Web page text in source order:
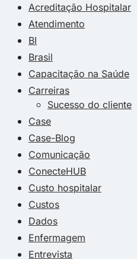
Acreditação Hospitalar
Atendimento
BI
Brasil
Capacitação na Saúde
Carreiras
Sucesso do cliente
Case
Case-Blog
Comunicação
ConecteHUB
Custo hospitalar
Custos
Dados
Enfermagem
Entrevista